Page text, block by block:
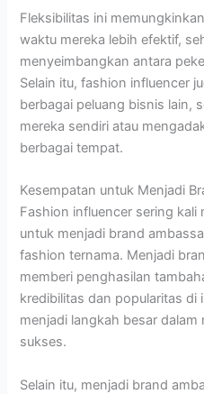
Fleksibilitas ini
waktu mereka lebih efektif,
menyeimbangkan antara
Selain itu, fashion influencer
berbagai peluang bisnis lain,
mereka sendiri atau
berbagai tempat.
Kesempatan untuk Menjadi
Fashion influencer sering
untuk menjadi brand
fashion ternama. Menjadi
memberi penghasilan
kredibilitas dan popularitas di
menjadi langkah besar
sukses.
Selain itu, menjadi brand